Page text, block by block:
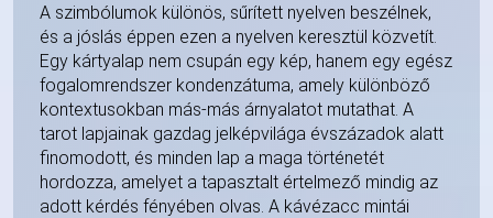
A szimbólumok különös, sűrített nyelven beszélnek,
és a jóslás éppen ezen a nyelven keresztül közvetít.
Egy kártyalap nem csupán egy kép, hanem egy egész
fogalomrendszer kondenzátuma, amely különböző
kontextusokban más-más árnyalatot mutathat. A
tarot lapjainak gazdag jelképvilága évszázadok alatt
finomodott, és minden lap a maga történetét
hordozza, amelyet a tapasztalt értelmező mindig az
adott kérdés fényében olvas. A kávézacc mintái